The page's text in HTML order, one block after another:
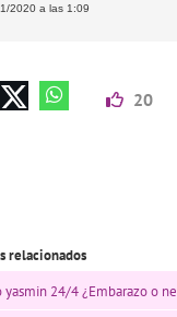
2020 a las 1:09
20
relacionados
yasmin 24/4 ¿Embarazo o